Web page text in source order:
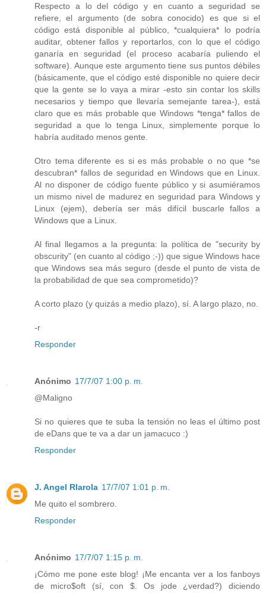
Respecto a lo del código y en cuanto a seguridad se
refiere, el argumento (de sobra conocido) es que si el
código está disponible al público, *cualquiera* lo podría
auditar, obtener fallos y reportarlos, con lo que el código
ganaría en seguridad (el proceso acabaría puliendo el
software). Aunque este argumento tiene sus puntos débiles
(básicamente, que el código esté disponible no quiere decir
que la gente se lo vaya a mirar -esto sin contar los skills
necesarios y tiempo que llevaría semejante tarea-), está
claro que es más probable que Windows *tenga* fallos de
seguridad a que lo tenga Linux, simplemente porque lo
habría auditado menos gente.
Otro tema diferente es si es más probable o no que *se
descubran* fallos de seguridad en Windows que en Linux.
Al no disponer de código fuente público y si asumiéramos
un mismo nivel de madurez en seguridad para Windows y
Linux (ejem), debería ser más difícil buscarle fallos a
Windows que a Linux.
Al final llegamos a la pregunta: la política de "security by
obscurity" (en cuanto al código ;-)) que sigue Windows hace
que Windows sea más seguro (desde el punto de vista de
la probabilidad de que sea comprometido)?
A corto plazo (y quizás a medio plazo), sí. A largo plazo, no.
-r
Responder
Anónimo 17/7/07 1:00 p. m.
@Maligno
Si no quieres que te suba la tensión no leas el último post
de eDans que te va a dar un jamacuco :)
Responder
J. Angel RIarola 17/7/07 1:01 p. m.
Me quito el sombrero.
Responder
Anónimo 17/7/07 1:15 p. m.
¡Cómo me pone este blog! ¡Me encanta ver a los fanboys
de micro$oft (sí, con $. Os jode ¿verdad?) diciendo